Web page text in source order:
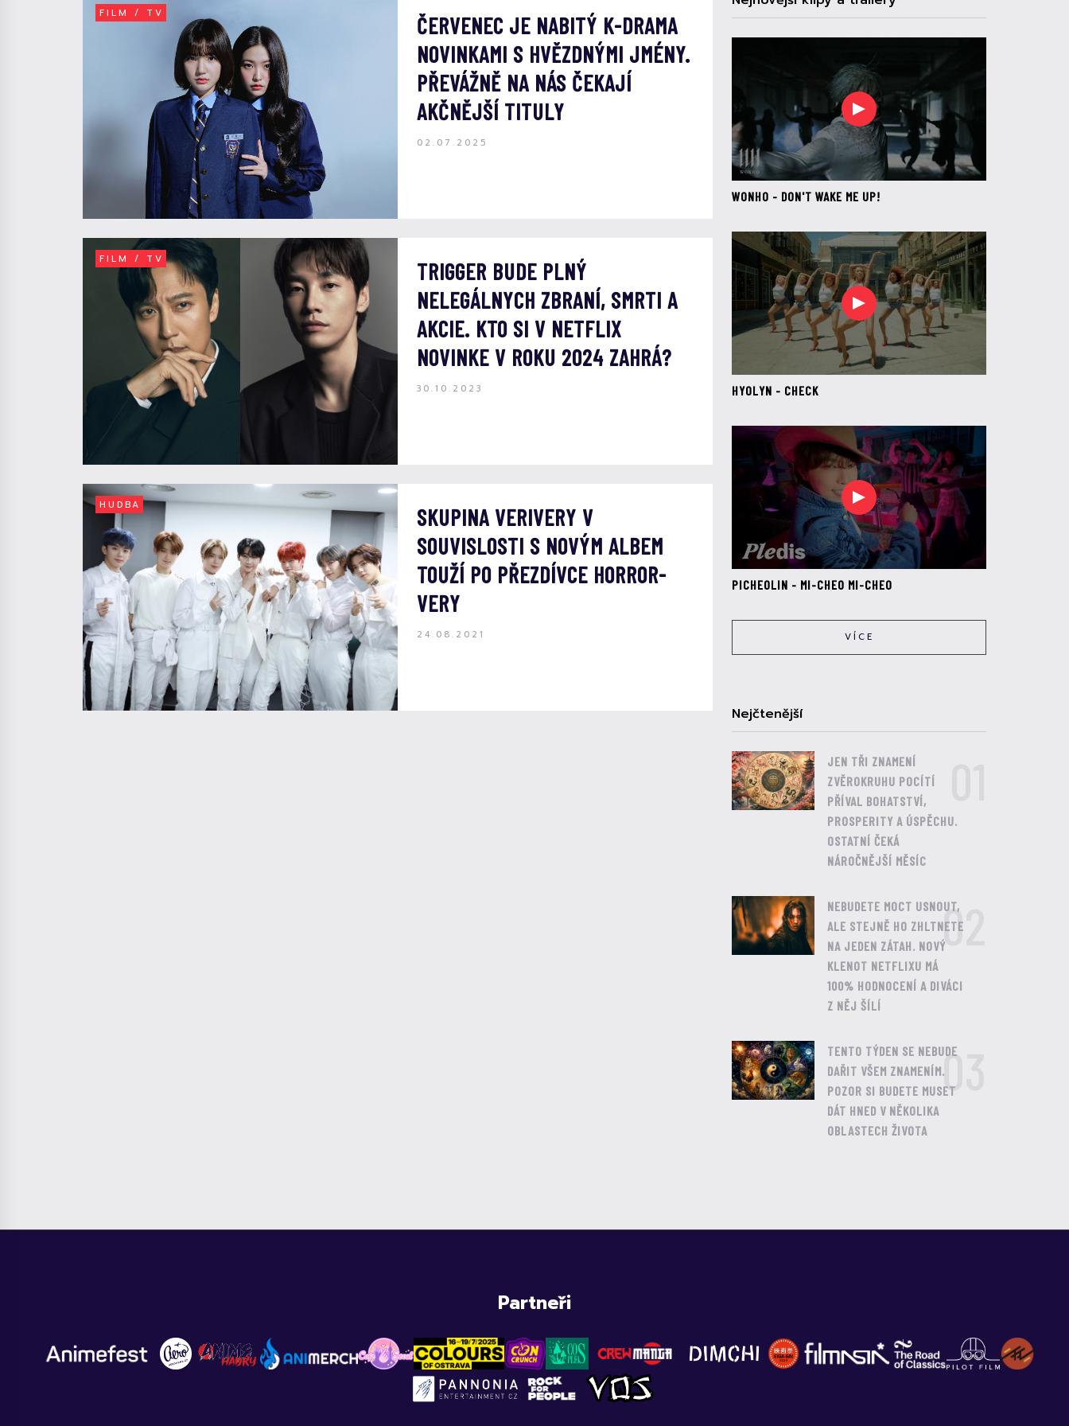
FILM / TV
ČERVENEC JE NABITÝ K-DRAMA
NOVINKAMI S HVĚZDNÝMI JMÉNY.
PŘEVÁŽNĚ NA NÁS ČEKAJÍ
AKČNĚJŠÍ TITULY
02.07.2025
FILM / TV
TRIGGER BUDE PLNÝ
NELEGÁLNYCH ZBRANÍ, SMRTI A
AKCIE. KTO SI V NETFLIX
NOVINKE V ROKU 2024 ZAHRÁ?
30.10.2023
HUDBA
SKUPINA VERIVERY V
SOUVISLOSTI S NOVÝM ALBEM
TOUŽÍ PO PŘEZDÍVCE HORROR-
VERY
24.08.2021
WONHO - DON'T WAKE ME UP!
HYOLYN - CHECK
PICHEOLIN - MI-CHEO MI-CHEO
VÍCE
Nejčtenější
JEN TŘI ZNAMENÍ
ZVĚROKRUHU POCÍTÍ
PŘÍVAL BOHATSTVÍ,
PROSPERITY A ÚSPĚCHU.
OSTATNÍ ČEKÁ
NÁROČNĚJŠÍ MĚSÍC
NEBUDETE MOCT USNOUT,
ALE STEJNĚ HO ZHLTNETE
NA JEDEN ZÁTAH. NOVÝ
KLENOT NETFLIXU MÁ
100% HODNOCENÍ A DIVÁCI
Z NĚJ ŠÍLÍ
02
TENTO TÝDEN SE NEBUDE
DAŘIT VŠEM ZNAMENÍM.
POZOR SI BUDETE MUSET
DÁT HNED V NĚKOLIKA
OBLASTECH ŽIVOTA
03
Partneři